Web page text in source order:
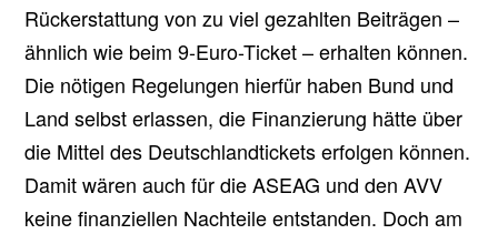
Rückerstattung von zu viel gezahlten Beiträgen –
ähnlich wie beim 9-Euro-Ticket – erhalten können.
Die nötigen Regelungen hierfür haben Bund und
Land selbst erlassen, die Finanzierung hätte über
die Mittel des Deutschlandtickets erfolgen können.
Damit wären auch für die ASEAG und den AVV
keine finanziellen Nachteile entstanden. Doch am